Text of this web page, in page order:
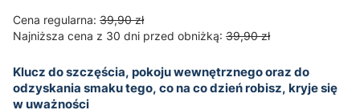
Cena regularna: 39,90 zł
Najniższa cena z 30 dni przed obniżką: 39,90 zł
Klucz do szczęścia, pokoju wewnętrznego oraz do
odzyskania smaku tego, co na co dzień robisz, kryje się
w uważności